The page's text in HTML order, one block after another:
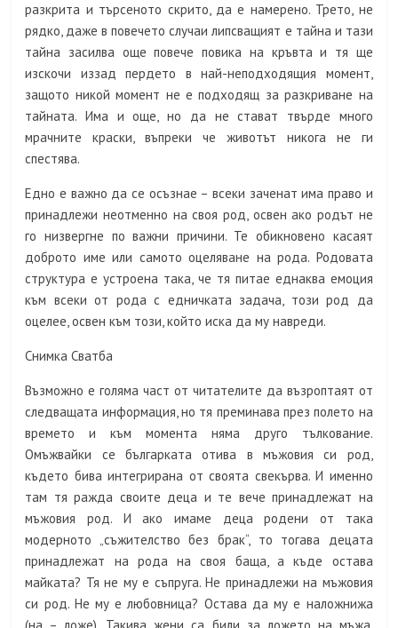
разкрита и търсеното скрито, да е намерено. Трето, не
рядко, даже в повечето случаи липсващият е тайна и тази
тайна засилва още повече повика на кръвта и тя ще
изскочи иззад пердето в най-неподходящия момент,
защото никой момент не е подходящ за разкриване на
тайната. Има и още, но да не стават твърде много
мрачните краски, въпреки че животът никога не ги
спестява.
Едно е важно да се осъзнае – всеки заченат има право и
принадлежи неотменно на своя род, освен ако родът не
го низвергне по важни причини. Те обикновено касаят
доброто име или самото оцеляване на рода. Родовата
структура е устроена така, че тя питае еднаква емоция
към всеки от рода с едничката задача, този род да
оцелее, освен към този, който иска да му навреди.
Снимка Сватба
Възможно е голяма част от читателите да възроптаят от
следващата информация, но тя преминава през полето на
времето и към момента няма друго тълкование.
Омъжвайки се българката отива в мъжовия си род,
където бива интегрирана от своята свекърва. И именно
там тя ражда своите деца и те вече принадлежат на
мъжовия род. И ако имаме деца родени от така
модерното „съжителство без брак“, то тогава децата
принадлежат на рода на своя баща, а къде остава
майката? Тя не му е съпруга. Не принадлежи на мъжовия
си род. Не му е любовница? Остава да му е наложнижа